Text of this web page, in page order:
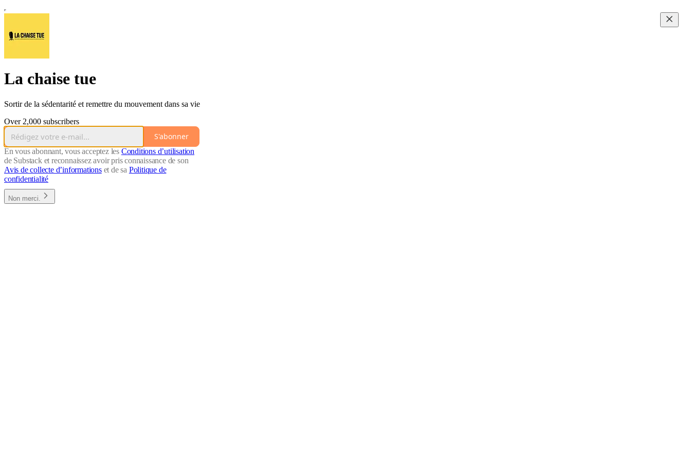
La chaise tue
Sortir de la sédentarité et remettre du mouvement dans sa vie
Over 2,000 subscribers
S'abonner
En vous abonnant, vous acceptez les Conditions d’utilisation
de Substack et reconnaissez avoir pris connaissance de son
Avis de collecte d’informationset de sa Politique de
confidentialité
Non merci.